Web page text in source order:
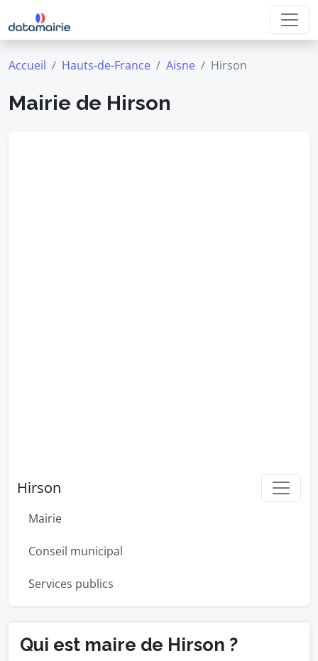
Accueil Hauts-de-France Aisne Hirson
Mairie de Hirson
Hirson
Mairie
Conseil municipal
Services publics
Qui est maire de Hirson ?